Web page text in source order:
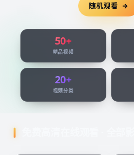
随机观看
50+
精品视频
20+
视频分类